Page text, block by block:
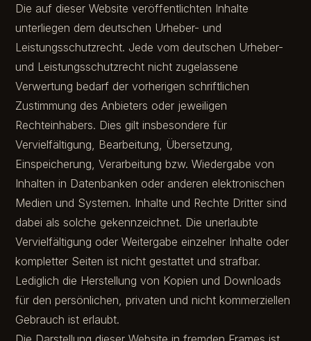
Die auf dieser Website veröffentlichten Inhalte
unterliegen dem deutschen Urheber- und
Leistungsschutzrecht. Jede vom deutschen Urheber-
und Leistungsschutzrecht nicht zugelassene
Verwertung bedarf der vorherigen schriftlichen
Zustimmung des Anbieters oder jeweiligen
Rechteinhabers. Dies gilt insbesondere für
Vervielfältigung, Bearbeitung, Übersetzung,
Einspeicherung, Verarbeitung bzw. Wiedergabe von
Inhalten in Datenbanken oder anderen elektronischen
Medien und Systemen. Inhalte und Rechte Dritter sind
dabei als solche gekennzeichnet. Die unerlaubte
Vervielfältigung oder Weitergabe einzelner Inhalte oder
kompletter Seiten ist nicht gestattet und strafbar.
Lediglich die Herstellung von Kopien und Downloads
für den persönlichen, privaten und nicht kommerziellen
Gebrauch ist erlaubt.